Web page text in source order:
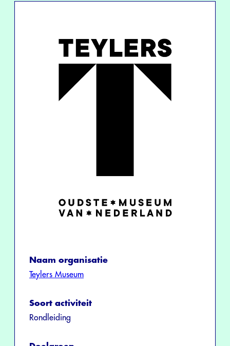
Naam organisatie
Teylers Museum
Soort activiteit
Rondleiding